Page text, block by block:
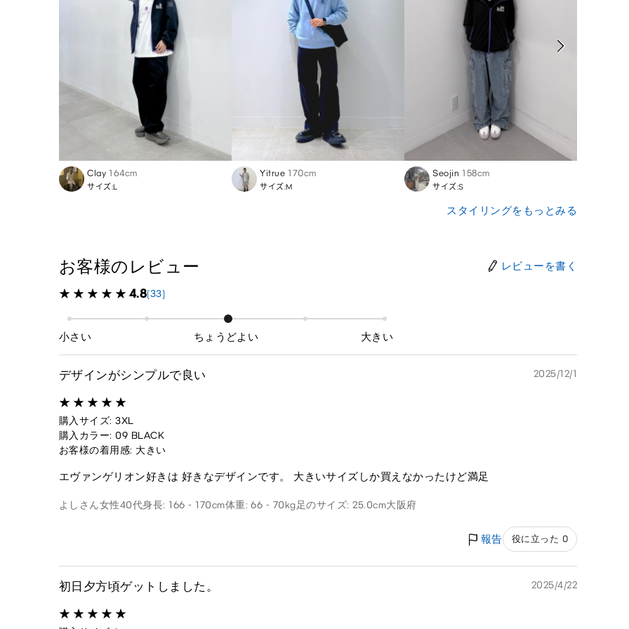
Clay 164cm
サイズ:L
Yitrue 170cm
サイズ:M
Seojin 158cm
サイズ:S
スタイリングをもっとみる
お客様のレビュー レビューを書く
4.8(33)
小さい ちょうどよい 大きい
デザインがシンプルで良い 2025/12/1
購入サイズ: 3XL
購入カラー: 09 BLACK
お客様の着用感: 大きい
エヴァンゲリオン好きは 好きなデザインです。 大きいサイズしか買えなかったけど満足
よしさん女性40代身長: 166 - 170cm体重: 66 - 70kg足のサイズ: 25.0cm大阪府
報告 役に立った 0
初日夕方頃ゲットしました。 2025/4/22